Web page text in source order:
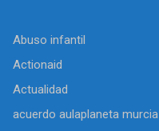
Abuso infantil
Actionaid
Actualidad
acuerdo aulaplaneta murcia